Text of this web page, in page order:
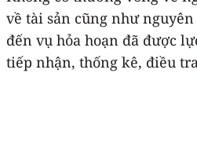
về tài sản cũng như
đến vụ hỏa hoạn đã được
tiếp nhận, thống kê, điều